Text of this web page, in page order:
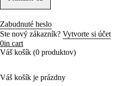
Zabudnuté heslo
Ste nový zákazník? Vytvorte si účet
0in cart
Váš košík (0 produktov)
Váš košík je prázdny